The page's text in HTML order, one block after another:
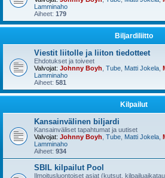
Lamminaho
Aiheet: 179
Biljardiliitto
Viestit liitolle ja liiton tiedotteet
Ehdotukset ja toiveet
Valvojat: Johnny Boyh Tube Matti Jokela
Lamminaho
Aiheet: 581
Kilpailut
Kansainvälinen biljardi
Kansainväliset tapahtumat ja uutiset
Valvojat: Johnny Boyh Tube Matti Jokela
Lamminaho
Aiheet: 934
SBIL kilpailut Pool
Ilmoitusluontoiset asiat (kutsut,